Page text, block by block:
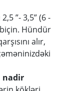
”- 3,5” (6 -
Hündür
alır,
nadir